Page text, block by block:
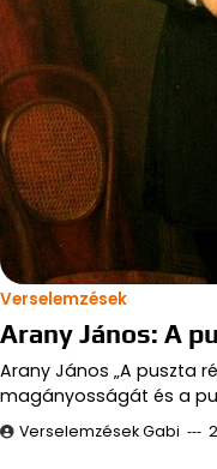
Verselemzések
Arany János: A
Arany János „A puszta
magányosságát és a
Verselemzések Gabi